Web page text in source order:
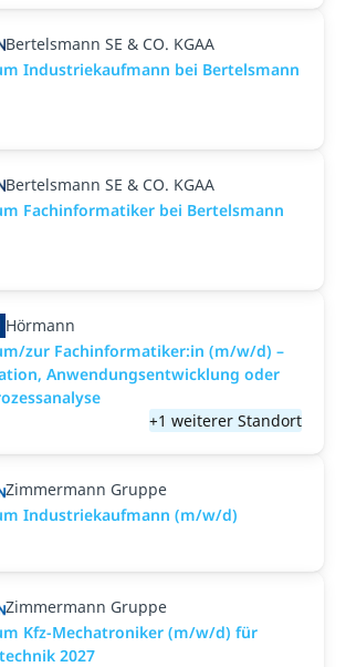
Bertelsmann SE & CO. KGAA
Industriekaufmann bei Bertelsmann
Bertelsmann SE & CO. KGAA
Fachinformatiker bei Bertelsmann
Hörmann
zur Fachinformatiker:in (m/w/d) –
Anwendungsentwicklung oder
+1 weiterer Standort
Zimmermann Gruppe
Industriekaufmann (m/w/d)
Zimmermann Gruppe
Kfz-Mechatroniker (m/w/d) für
2027